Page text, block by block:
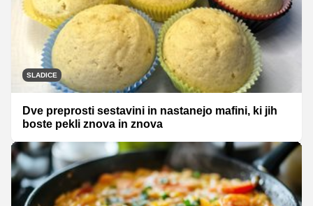
SLADICE
Dve preprosti sestavini in nastanejo mafini, ki jih
boste pekli znova in znova